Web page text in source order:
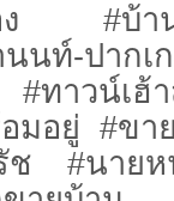
อง #บ้าน
นท์-ปาก
าวน์เฮ้า
มอยู่ #ข
รัช #นาย